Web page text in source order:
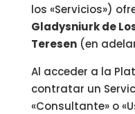
los «Servicios»)
Gladysniurk de
Teresen(en
Al acceder a la
contratar un
«Consultante» o